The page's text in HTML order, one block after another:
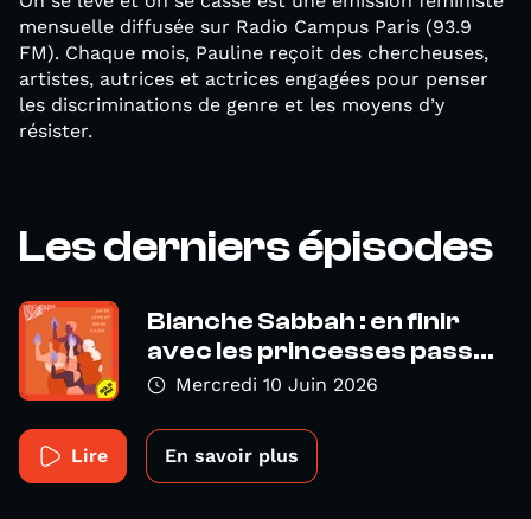
mensuelle diffusée sur Radio Campus Paris (93.9
FM). Chaque mois, Pauline reçoit des chercheuses,
artistes, autrices et actrices engagées pour penser
les discriminations de genre et les moyens d’y
résister.
Les derniers épisodes
Blanche Sabbah : en finir
avec les princesses pass...
Mercredi 10 Juin 2026
Lire En savoir plus